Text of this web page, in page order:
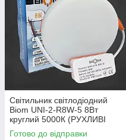
Світильник світлодіодний
Biom UNI-2-R8W-5 8Вт
круглий 5000К (РУХЛИВІ
КЛІПСИ)
Готово до відправки